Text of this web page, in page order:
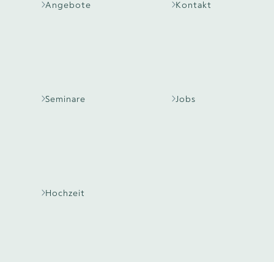
Angebote
Seminare
Hochzeit
Kontakt
Jobs